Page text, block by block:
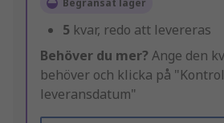
Begränsat lager
5 kvar, redo att levereras
Behöver du mer? Ange den
behöver och klicka på
leveransdatum"